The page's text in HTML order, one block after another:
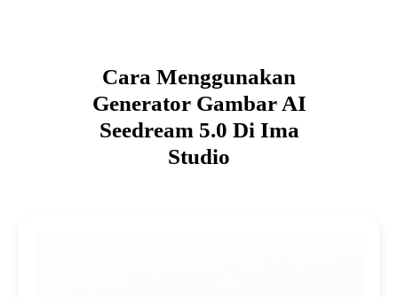
Cara Menggunakan
Generator Gambar AI
Seedream 5.0 Di Ima
Studio